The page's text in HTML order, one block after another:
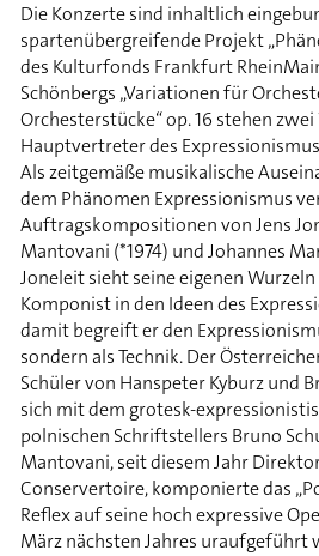
Die Konzerte sind inhaltlich
spartenübergreifende Projekt
des Kulturfonds Frankfurt
Schönbergs „Variationen für
Orchesterstücke“ op. 16 stehen
Hauptvertreter des
Als zeitgemäße musikalische
dem Phänomen Expressionismus
Auftragskompositionen von Jens
Mantovani (*1974) und Johannes
Joneleit sieht seine eigenen
Komponist in den Ideen des
damit begreift er den
sondern als Technik. Der
Schüler von Hanspeter Kyburz und
sich mit dem grotesk-
polnischen Schriftstellers Bruno
Mantovani, seit diesem Jahr
Conservertoire, komponierte das
Reflex auf seine hoch expressive
März nächsten Jahres uraufgeführt